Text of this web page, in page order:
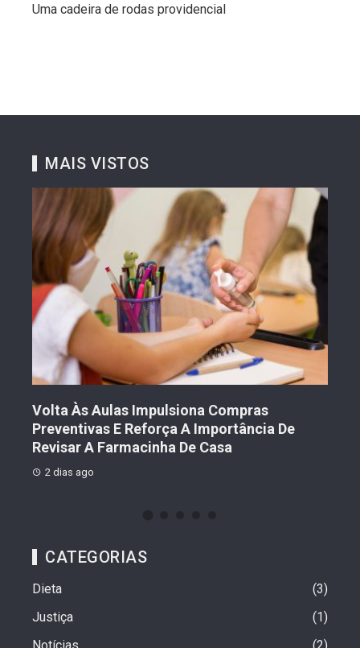
Uma cadeira de rodas providencial
MAIS VISTOS
Volta Às Aulas Impulsiona Compras
Preventivas E Reforça A Importância De
Revisar A Farmacinha De Casa
2 dias ago
CATEGORIAS
Dieta
3
Justiça
1